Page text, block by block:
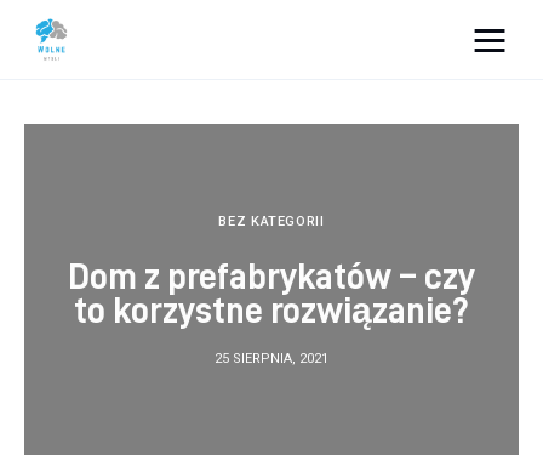
Dom i ogród
BEZ KATEGORII
Dom z prefabrykatów – czy
to korzystne rozwiązanie?
25 SIERPNIA, 2021